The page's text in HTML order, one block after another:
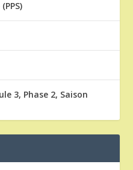
3, Phase 2, Saison